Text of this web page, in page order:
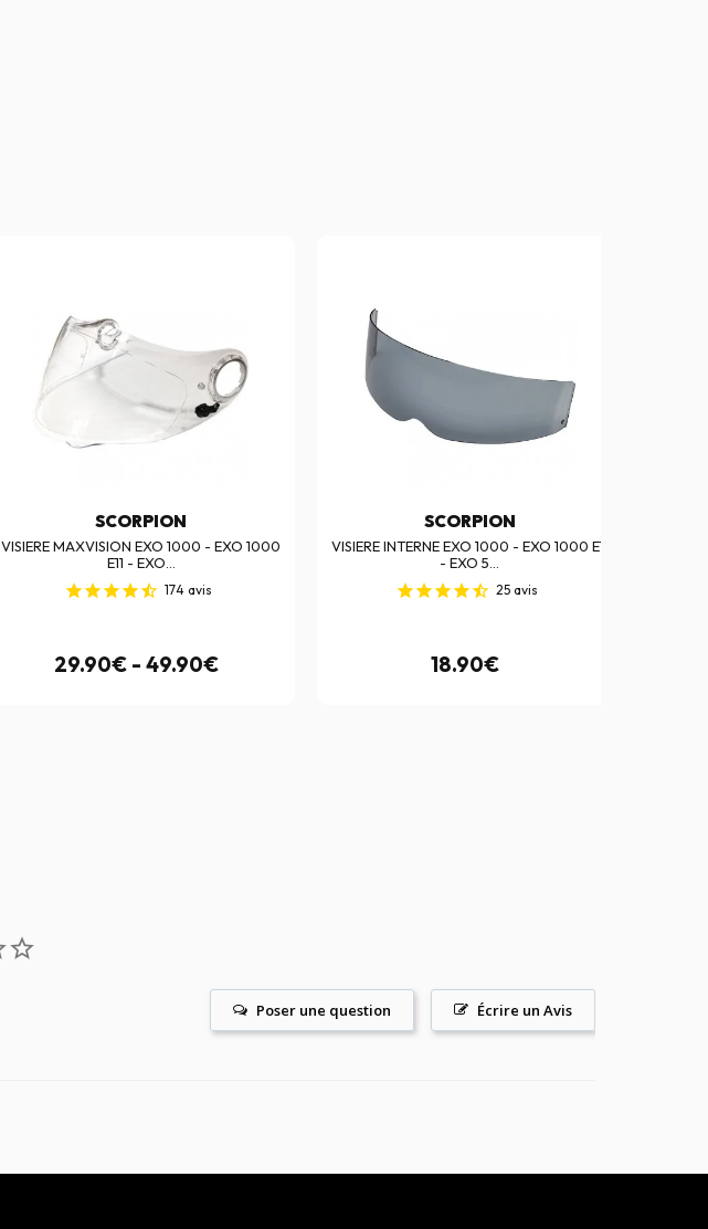
SCORPION
VISIERE MAXVISION EXO 1000 - EXO 1000
E11 - EXO...
174 avis
29.90€ - 49.90€
SCORPION
VISIERE INTERNE EXO 1000 - EXO 1000 E11
- EXO 5...
25 avis
18.90€
Écrire un Avis
Poser une question